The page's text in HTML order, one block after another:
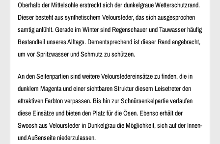
Oberhalb der Mittelsohle erstreckt sich der dunkelgraue Wetterschutzrand.
Dieser besteht aus synthetischem Veloursleder, das sich ausgesprochen
samtig anfühlt. Gerade im Winter sind Regenschauer und Tauwasser häufig
Bestandteil unseres Alltags. Dementsprechend ist dieser Rand angebracht,
um vor Spritzwasser und Schmutz zu schützen.
An den Seitenpartien sind weitere Veloursledereinsätze zu finden, die in
dunklem Magenta und einer sichtbaren Struktur diesem Leisetreter den
attraktiven Farbton verpassen. Bis hin zur Schnürsenkelpartie verlaufen
diese Einsätze und bieten den Platz für die Ösen. Ebenso erhält der
Swoosh aus Veloursleder in Dunkelgrau die Möglichkeit, sich auf der Innen-
und Außenseite niederzulassen.